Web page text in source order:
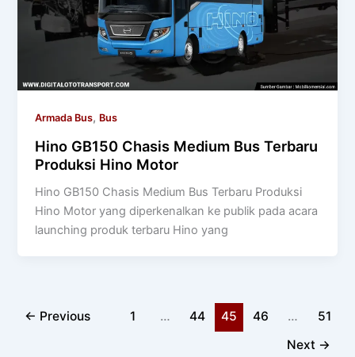
Armada Bus, Bus
Hino GB150 Chasis Medium Bus Terbaru
Produksi Hino Motor
Hino GB150 Chasis Medium Bus Terbaru Produksi
Hino Motor yang diperkenalkan ke publik pada acara
launching produk terbaru Hino yang
← Previous 1 … 44 45 46 …
51
Next →